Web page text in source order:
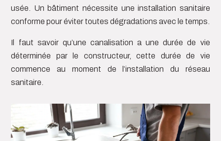
usée. Un bâtiment nécessite une installation sanitaire
conforme pour éviter toutes dégradations avec le temps.
Il faut savoir qu’une canalisation a une durée de vie
déterminée par le constructeur, cette durée de vie
commence au moment de l’installation du réseau
sanitaire.